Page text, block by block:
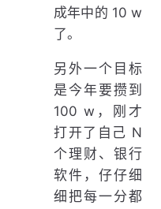
成年中的 10 w
了。
另外一个目标
是今年要攒到
100 w，刚才
打开了自己 N
个理财、银行
软件，仔仔细
细把每一分都